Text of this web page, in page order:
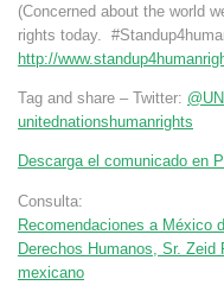
(Concerned about the world
rights today.
http://
Tag and share – Twitter:
unitednationshumanrights
Descarga el comunicado en
Consulta:
Recomendaciones a México
Derechos Humanos, Sr. Zeid
mexicano